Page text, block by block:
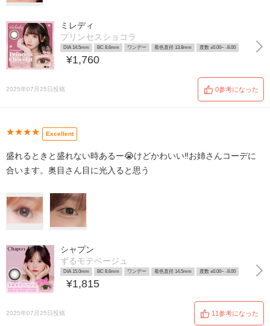
ミレディ
プリンセスショコラ
DIA 14.5mm BC 8.6mm ワンデー 着色直径 13.8mm 度数 ±0.00~ -8.00
¥1,760
2025年07月25日投稿 0参考になった
★★★★ Excellent
盛れるときと盛れない時あるー😭けどかわいい‼️お姉さんコーデに
合います。奥目さん目に光入ると思う
シャプン
ずるモテベージュ
DIA 15.0mm BC 8.6mm ワンデー 着色直径 14.5mm 度数 ±0.00~ -8.00
¥1,815
2025年07月25日投稿 11参考になった